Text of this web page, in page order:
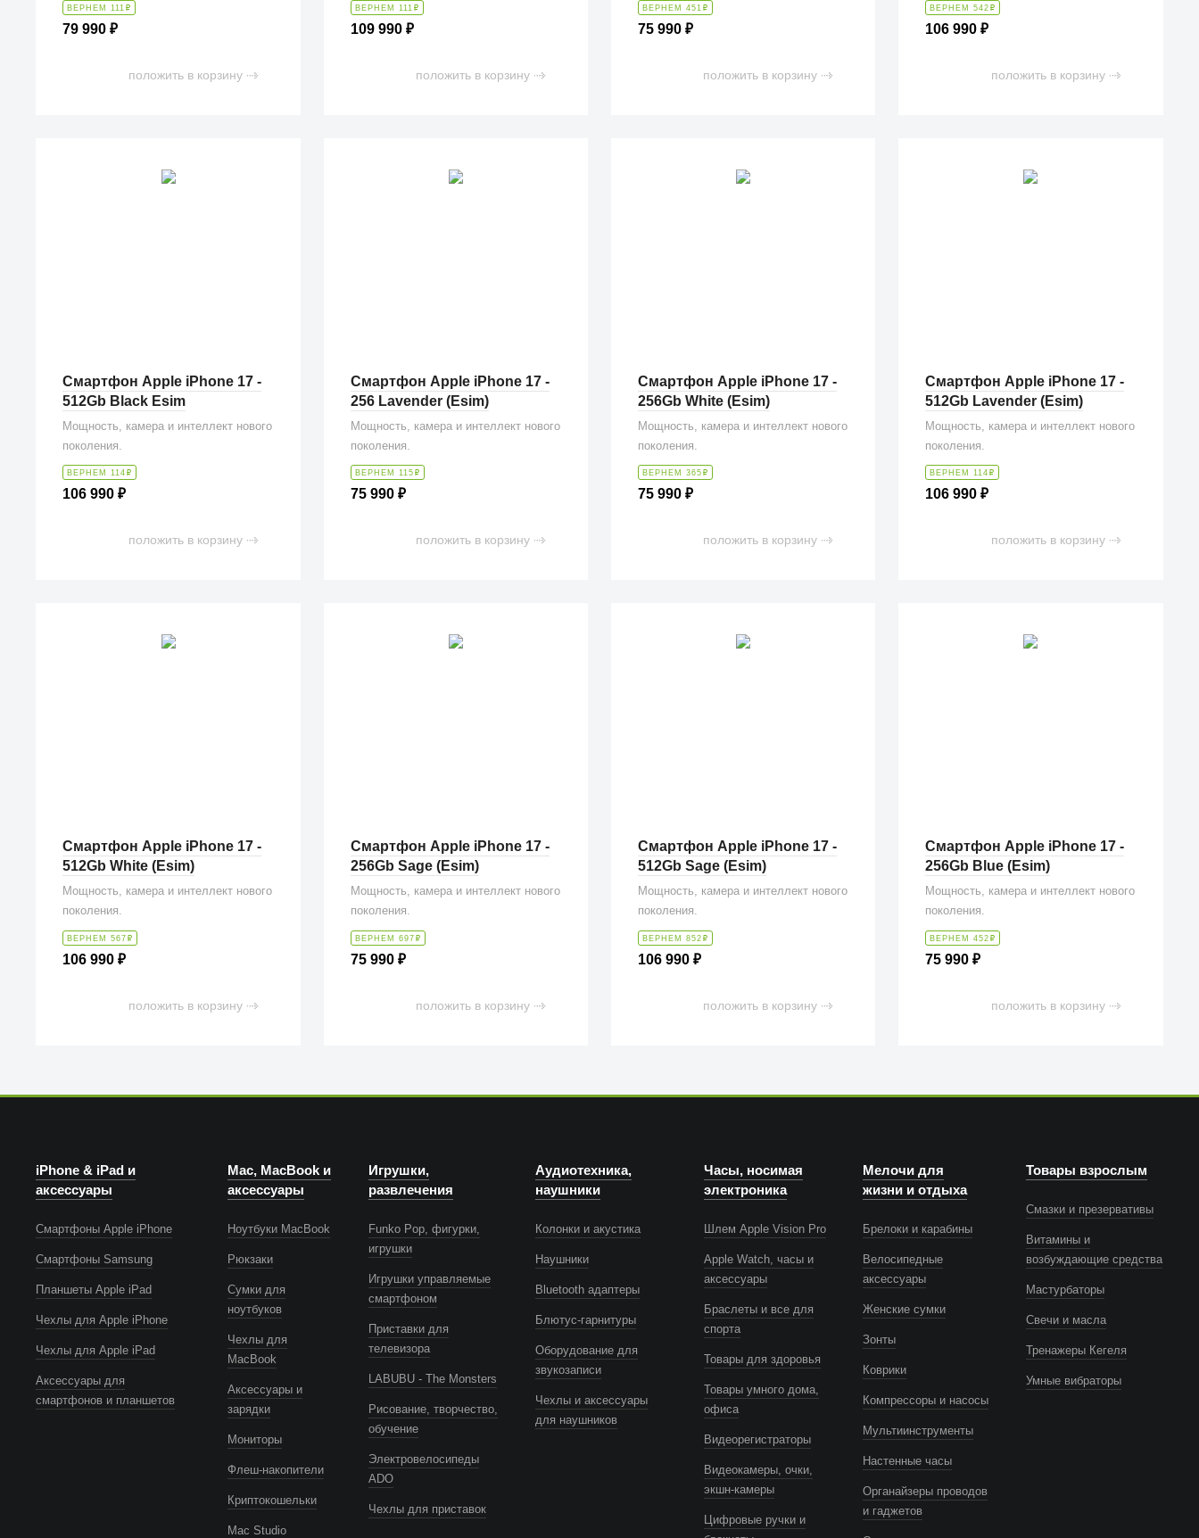
ВЕРНЕМ 111 ₽
79 990₽
положить в корзину
ВЕРНЕМ 111 ₽
109 990 ₽
положить в корзину
ВЕРНЕМ 451 ₽
75 990 ₽
положить в корзину
ВЕРНЕМ 542 ₽
106 990₽
положить в корзину
Смартфон Apple iPhone 17 -
512Gb Black Esim
Мощность, камера и интеллект нового
поколения.
ВЕРНЕМ 114 ₽
106 990₽
положить в корзину
Смартфон Apple iPhone 17 -
256 Lavender (Esim)
Мощность, камера и интеллект нового
поколения.
ВЕРНЕМ 115 ₽
75 990 ₽
положить в корзину
Смартфон Apple iPhone 17 -
256Gb White (Esim)
Мощность, камера и интеллект нового
поколения.
ВЕРНЕМ 365 ₽
75 990 ₽
положить в корзину
Смартфон Apple iPhone 17 -
512Gb Lavender (Esim)
Мощность, камера и интеллект нового
поколения.
ВЕРНЕМ 114 ₽
106 990₽
положить в корзину
Смартфон Apple iPhone 17 -
512Gb White (Esim)
Мощность, камера и интеллект нового
поколения.
ВЕРНЕМ 567 ₽
106 990₽
положить в корзину
Смартфон Apple iPhone 17 -
256Gb Sage (Esim)
Мощность, камера и интеллект нового
поколения.
ВЕРНЕМ 697 ₽
75 990 ₽
положить в корзину
Смартфон Apple iPhone 17 -
512Gb Sage (Esim)
Мощность, камера и интеллект нового
поколения.
ВЕРНЕМ 852 ₽
106 990 ₽
положить в корзину
Смартфон Apple iPhone 17 -
256Gb Blue (Esim)
Мощность, камера и интеллект нового
поколения.
ВЕРНЕМ 452 ₽
75 990₽
положить в корзину
iPhone & iPad и
аксессуары
Смартфоны Apple iPhone
Смартфоны Samsung
Планшеты Apple iPad
Чехлы для Apple iPhone
Чехлы для Apple iPad
Аксессуары для
смартфонов и планшетов
Mac, MacBook и
аксессуары
Ноутбуки MacBook
Рюкзаки
Сумки для
ноутбуков
Чехлы для
MacBook
Аксессуары и
зарядки
Мониторы
Флеш-накопители
Криптокошельки
Mac Studio
Игрушки,
развлечения
Funko Pop, фигурки,
игрушки
Игрушки управляемые
смартфоном
Приставки для
телевизора
LABUBU - The Monsters
Рисование, творчество,
обучение
Электровелосипеды
ADO
Чехлы для приставок
Аудиотехника,
наушники
Колонки и акустика
Наушники
Bluetooth адаптеры
Блютус-гарнитуры
Оборудование для
звукозаписи
Чехлы и аксессуары
для наушников
Часы, носимая
электроника
Шлем Apple Vision Pro
Apple Watch, часы и
аксессуары
Браслеты и все для
спорта
Товары для здоровья
Товары умного дома,
офиса
Видеорегистраторы
Видеокамеры, очки,
экшн-камеры
Цифровые ручки и
Мелочи для
жизни и отдыха
Брелоки и карабины
Велосипедные
аксессуары
Женские сумки
Зонты
Коврики
Компрессоры и насосы
Мультиинструменты
Настенные часы
Органайзеры проводов
и гаджетов
Товары взрослым
Смазки и презервативы
Витамины и
возбуждающие средства
Мастурбаторы
Свечи и масла
Тренажеры Кегеля
Умные вибраторы